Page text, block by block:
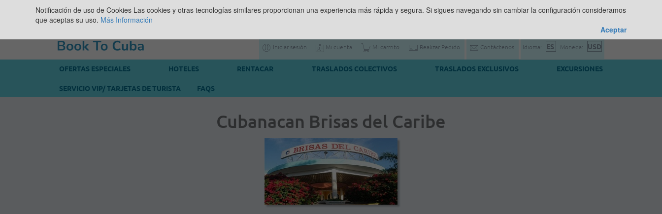
Iniciar sesión Mi cuenta Mi carrrito Realizar Pedido Contáctenos Idioma: Moneda:
OFERTAS ESPECIALES HOTELES RENTACAR TRASLADOS COLECTIVOS TRASLADOS EXCLUSIVOS EXCURSIONES
SERVICIO VIP/ TARJETAS DE TURISTA FAQS
Cubanacan Brisas del Caribe
Notificación de uso de Cookies Las cookies y otras tecnologías similares proporcionan una experiencia más rápida y segura. Si sigues navegando sin cambiar la configuración consideramos
que aceptas su uso. Más Información
Aceptar